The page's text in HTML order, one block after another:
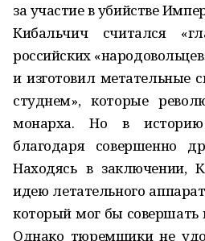
за участие в убийстве
Кибальчич считался
российских
и изготовил метательные
студнем», которые
монарха. Но в
благодаря совершенно
Находясь в заключении,
идею летательного
который мог бы совершать
Однако тюремщики не